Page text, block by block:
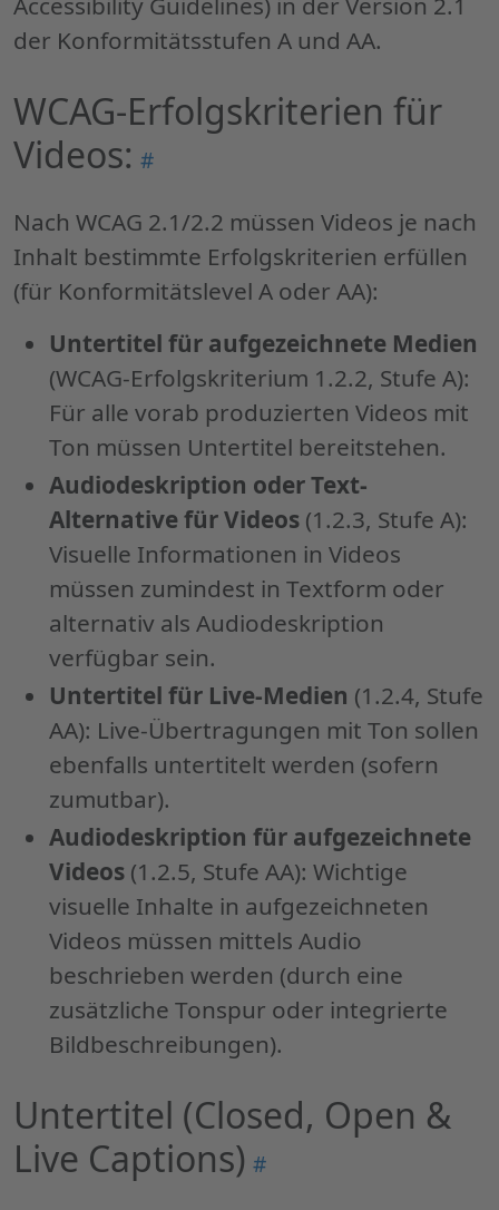
der Konformitätsstufen A und AA.
WCAG-Erfolgskriterien für
Videos: Permalink
Erfolgskriterien
Videos:"
#
Nach WCAG 2.1/2.2 müssen Videos je nach
Inhalt bestimmte Erfolgskriterien erfüllen
(für Konformitätslevel A oder AA):
Untertitel für aufgezeichnete Medien
(WCAG-Erfolgskriterium 1.2.2, Stufe A):
Für alle vorab produzierten Videos mit
Ton müssen Untertitel bereitstehen.
Audiodeskription oder Text-
Alternative für Videos (1.2.3, Stufe A):
Visuelle Informationen in Videos
müssen zumindest in Textform oder
alternativ als Audiodeskription
verfügbar sein.
Untertitel für Live-Medien (1.2.4, Stufe
AA): Live-Übertragungen mit Ton sollen
ebenfalls untertitelt werden (sofern
zumutbar).
Audiodeskription für aufgezeichnete
Videos (1.2.5, Stufe AA): Wichtige
visuelle Inhalte in aufgezeichneten
Videos müssen mittels Audio
beschrieben werden (durch eine
zusätzliche Tonspur oder integrierte
Bildbeschreibungen).
Untertitel (Closed, Open &
Live Captions) Permalink
#